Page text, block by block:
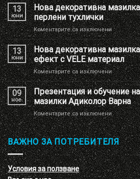
на
Шоу
РУМ
Адиколор
13
юни
Нова декоративна
перлени тухлички
Коментарите са изключениза
Нова
мазилка
с
имитация
на
перлени
тухлички
13
юни
Нова декоративна
ефект с VELE материал
Коментарите са изключениза
Нова
мазилка
–
кръгове
–
3D
ефект
с
VELE
материал
09
ное.
Презентация и обучение
мазилки Адиколор Варна
Коментарите са изключениза
и
обучение
на
мазилки
Адиколор
ВАЖНО ЗА ПОТРЕБИТЕЛЯ
Условия за ползване